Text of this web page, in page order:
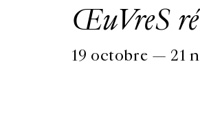
ŒuVreS
19 octobre — 21